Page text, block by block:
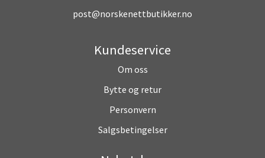
post@norskenettbutikker.no
Kundeservice
Om oss
Bytte og retur
Personvern
Salgsbetingelser